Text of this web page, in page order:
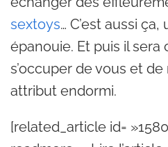
sextoys… C’est aussi
épanouie. Et puis il
s’occuper de vous et
attribut endormi.
[related_article id=